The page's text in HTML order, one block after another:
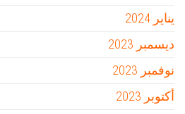
يناير 2024
ديسمبر 2023
نوفمبر 2023
أكتوبر 2023